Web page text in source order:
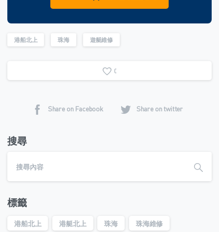
港船北上 珠海 遊艇維修
0
Share on Facebook Share on twitter
搜尋
標籤
港船北上 港艇北上 珠海 珠海維修